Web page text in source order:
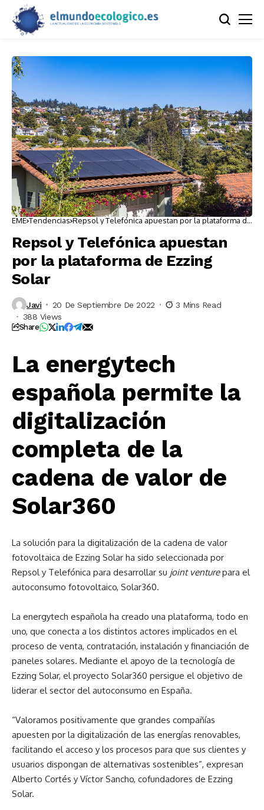
EME Tendencias Repsol y Telefónica apuestan por la plataforma de
Repsol y Telefónica apuestan
por la plataforma de Ezzing
Solar
Javi 20 De Septiembre De 2022
3 Mins Read
388 Views
Share
La energytech
española permite la
digitalización
completa de la
cadena de valor de
Solar360
La solución para la digitalización de la cadena de valor
fotovoltaica de Ezzing Solar ha sido seleccionada por
Repsol y Telefónica para desarrollar su joint venturepara el
autoconsumo fotovoltaico, Solar360.
La energytech española ha creado una plataforma, todo en
uno, que conecta a los distintos actores implicados en el
proceso de venta, contratación, instalación y financiación de
paneles solares. Mediante el apoyo de la tecnología de
Ezzing Solar, el proyecto Solar360 persigue el objetivo de
liderar el sector del autoconsumo en España.
“Valoramos positivamente que grandes compañías
apuesten por la digitalización de las energías renovables,
facilitando el acceso y los procesos para que sus clientes y
usuarios dispongan de alternativas sostenibles”, expresan
Alberto Cortés y Víctor Sancho, cofundadores de Ezzing
Solar.